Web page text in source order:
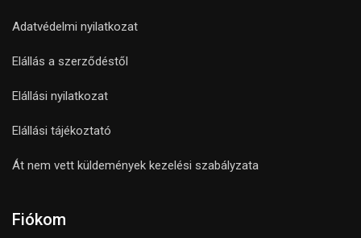
Adatvédelmi nyilatkozat
Elállás a szerződéstől
Elállási nyilatkozat
Elállási tájékoztató
Át nem vett küldemények kezelési szabályzata
Fiókom